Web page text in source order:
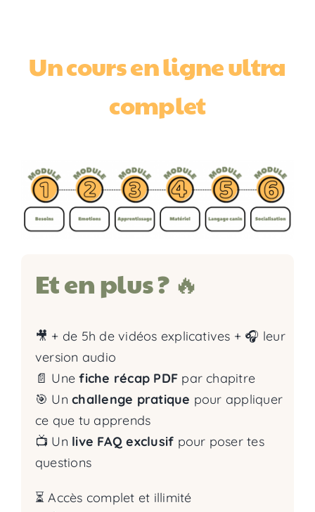
Un cours en ligne ultra
complet
Et en plus ? 🔥
🎥 + de 5h de vidéos explicatives + 🎧 leur
version audio
📄 Unefiche récap PDF par chapitre
🎯 Unchallenge pratique pour appliquer
ce que tu apprends
📺 Un live FAQ exclusif pour poser tes
questions
⏳ Accès complet et illimité